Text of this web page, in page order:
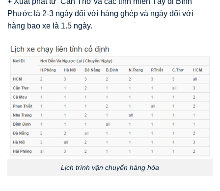
Phước là 2-3 ngày đối với hàng ghép và ngày đối với
hàng bao xe là 1.5 ngày.
Lịch trình vận chuyển hàng hóa